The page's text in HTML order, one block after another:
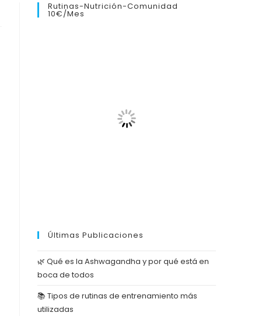
Rutinas-Nutrición-Comunidad
10€/mes
Últimas Publicaciones
🌿 Qué es la Ashwagandha y por qué está en
boca de todos
📚 Tipos de rutinas de entrenamiento más
utilizadas